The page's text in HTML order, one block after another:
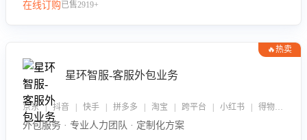
在线订购已售2919+
🔥热卖
星环智服-客服外包业务
京东 | 抖音 | 快手 | 拼多多 | 淘宝 | 跨平台 | 小红书 | 得物 | 企业微信
外包服务 · 专业人力团队 · 定制化方案